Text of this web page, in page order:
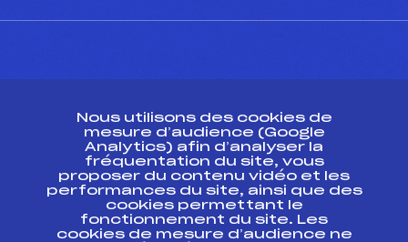
ESPACE PRESSE
Ressources
Pass’Neige
Projet sportif fédéral
Projet de performance fédéral
Nous utilisons des cookies de
mesure d’audience (Google
Analytics) afin d’analyser la
fréquentation du site, vous
proposer du contenu vidéo et les
performances du site, ainsi que des
cookies permettant le
fonctionnement du site. Les
cookies de mesure d’audience ne